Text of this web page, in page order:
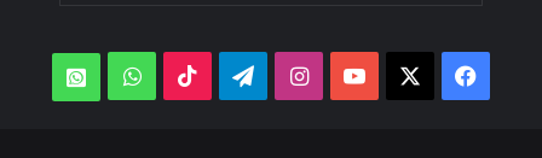
Facebook
YouTube
Instagram
Telegram
TikTok
WhatsApp